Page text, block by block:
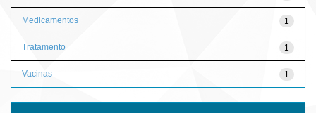
1
Medicamentos
1
Tratamento
1
Vacinas